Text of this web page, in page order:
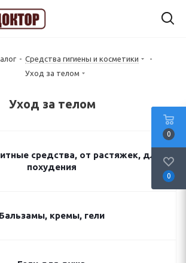
- Средства гигиены и косметики
-
Уход за телом
Уход за телом
средства, от растяжек, для
похудения
Бальзамы, кремы, гели
0
0